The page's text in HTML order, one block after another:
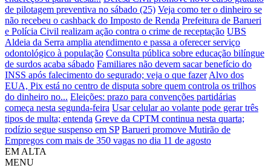
de pilotagem preventiva no sábado (25) Veja como ter o dinheiro se
não recebeu o cashback do Imposto de Renda Prefeitura de Barueri
e Polícia Civil realizam ação contra o crime de receptação UBS
Aldeia da Serra amplia atendimento e passa a oferecer serviço
odontológico à população Consulta pública sobre educação bilíngue
de surdos acaba sábado Familiares não devem sacar benefício do
INSS após falecimento do segurado; veja o que fazer Alvo dos
EUA, Pix está no centro de disputa sobre quem controla os trilhos
do dinheiro no... Eleições: prazo para convenções partidárias
começa nesta segunda-feira Usar celular ao volante pode gerar três
tipos de multa; entenda Greve da CPTM continua nesta quarta;
rodízio segue suspenso em SP Barueri promove Mutirão de
Empregos com mais de 350 vagas no dia 11 de agosto
EM ALTA
MENU